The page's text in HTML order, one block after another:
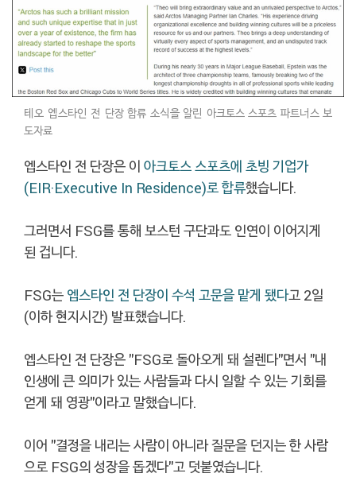
테오 엡스타인 전 단장 합류 소식을 알린 아크토스 스포츠 파트너스 보
도자료
엡스타인 전 단장은 이 아크토스 스포츠에 초빙 기업가
(EIR·Executive In Residence)로 합류했습니다.
그러면서 FSG를 통해 보스턴 구단과도 인연이 이어지게
된 겁니다.
FSG는 엡스타인 전 단장이 수석 고문을 맡게 됐다고 2일
(이하 현지시간) 발표했습니다.
엡스타인 전 단장은 "FSG로 돌아오게 돼 설렌다"면서 "내
인생에 큰 의미가 있는 사람들과 다시 일할 수 있는 기회를
얻게 돼 영광"이라고 말했습니다.
이어 "결정을 내리는 사람이 아니라 질문을 던지는 한 사람
으로 FSG의 성장을 돕겠다"고 덧붙였습니다.